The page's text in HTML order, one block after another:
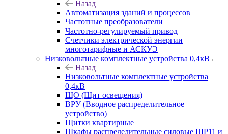
Назад
Автоматизация зданий и процессов
Частотные преобразователи
Частотно-регулируемый привод
Счетчики электрической энергии
многотарифные и АСКУЭ
Низковольтные комплектные устройства 0,4кВ
Назад
Низковольтные комплектные устройства
0,4кВ
ЩО (Щит освещения)
ВРУ (Вводное распределительное
устройство)
Щитки квартирные
Шкафы распределительные силовые ШР11 и